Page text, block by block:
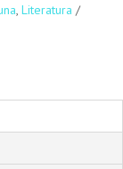
Literatura